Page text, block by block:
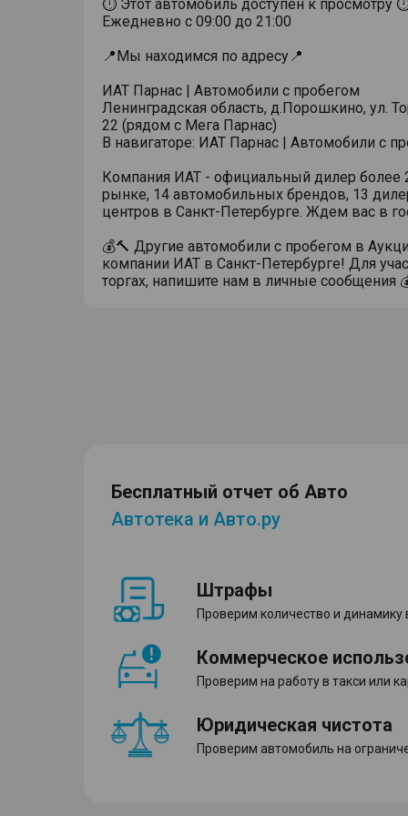
⏱ Этот автомобиль доступен к просмотру
Ежедневно с 09:00 до 21:00
📍Мы находимся по адресу📍
ИАТ Парнас | Автомобили с пробегом
Ленинградская область, д.Порошкино, ул.
22 (рядом с Мега Парнас)
В навигаторе: ИАТ Парнас | Автомобили с
Компания ИАТ - официальный дилер более
рынке, 14 автомобильных брендов, 13
центров в Санкт-Петербурге. Ждем вас в
💰🔨 Другие автомобили с пробегом в
компании ИАТ в Санкт-Петербурге! Для
торгах, напишите нам в личные сообщения
Бесплатный отчет об Авто
Автотека и Авто.ру
Штрафы
Проверим количество и динамику
Коммерческое
Проверим на работу в такси или
Юридическая чистота
Проверим автомобиль на